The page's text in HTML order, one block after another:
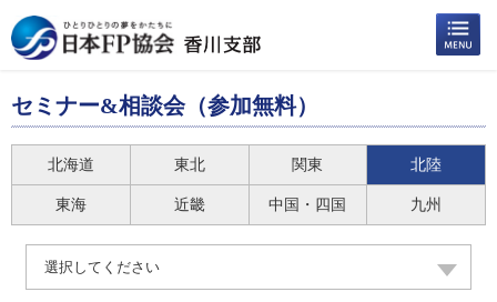
セミナー&相談会（参加無料）
北海道 東北 関東 北陸
東海 近畿 中国・四国 九州
選択してください